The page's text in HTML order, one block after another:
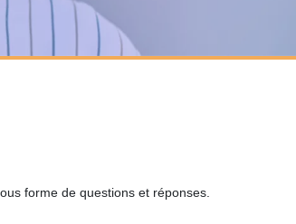
forme de questions et réponses.